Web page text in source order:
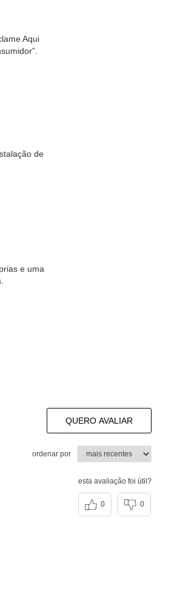
Aqui
de
e uma
QUERO AVALIAR
ordenar por
esta avaliação foi útil?
0 0